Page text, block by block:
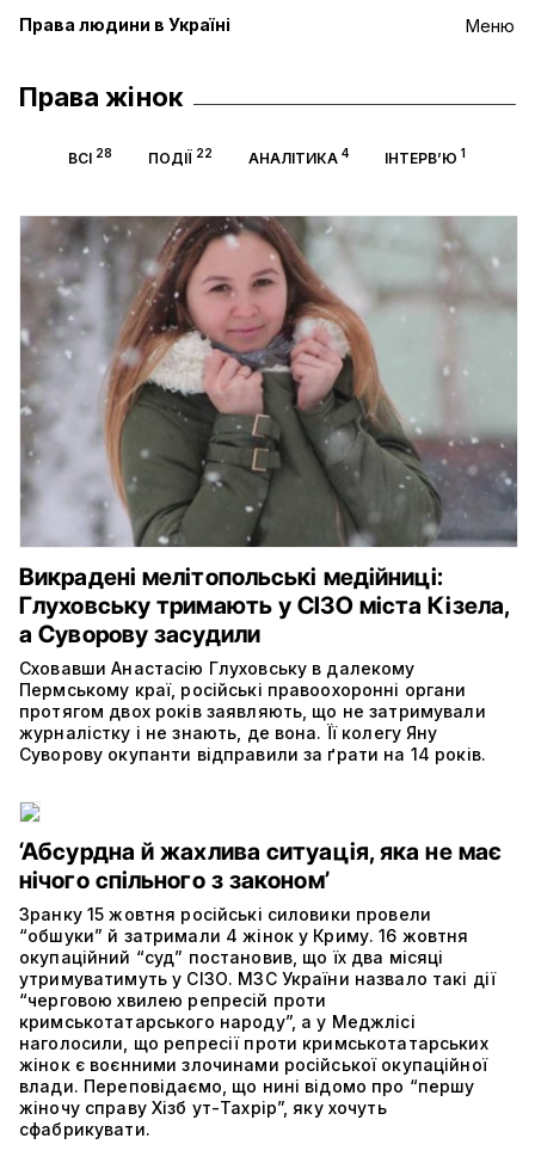
Меню
Права людини в Україні
Права жінок
ВСІ28 ПОДІЇ22 АНАЛІТИКА 4 ІНТЕРВ’Ю 1
Викрадені мелітопольські медійниці:
Глуховську тримають у СІЗО міста Кізела,
а Суворову засудили
Сховавши Анастасію Глуховську в далекому
Пермському краї, російські правоохоронні органи
протягом двох років заявляють, що не затримували
журналістку і не знають, де вона. Її колегу Яну
Суворову окупанти відправили за ґрати на 14 років.
‘Абсурдна й жахлива ситуація, яка не має
нічого спільного з законом’
Зранку 15 жовтня російські силовики провели
“обшуки” й затримали 4 жінок у Криму. 16 жовтня
окупаційний “суд” постановив, що їх два місяці
утримуватимуть у СІЗО. МЗС України назвало такі дії
“черговою хвилею репресій проти
кримськотатарського народу”, а у Меджлісі
наголосили, що репресії проти кримськотатарських
жінок є воєнними злочинами російської окупаційної
влади. Переповідаємо, що нині відомо про “першу
жіночу справу Хізб ут-Тахрір”, яку хочуть
сфабрикувати.